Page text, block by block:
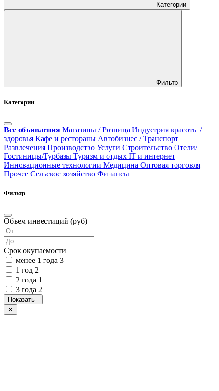
Категории
Фильтр
Категории
Все объявления Магазины / Розница Индустрия красоты /
здоровья Кафе и рестораны Автобизнес / Транспорт
Развлечения Производство Услуги Строительство Отели/
Гостиницы/Турбазы Туризм и отдых IT и интернет
Инновационные технологии Медицина Оптовая торговля
Прочее Сельское хозяйство Финансы
Фильтр
Объем инвестиций (руб)
Срок окупаемости
менее 1 года 3
1 год 2
2 года 1
3 года 2